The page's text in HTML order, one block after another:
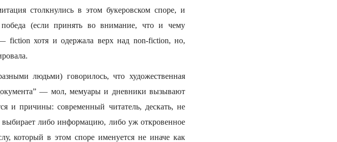
столкнулись в этом букеровском споре, и
(если принять во внимание, что и чему
fiction хотя и одержала верх над non-fiction, но,
людьми) говорилось, что художественная
— мол, мемуары и дневники вызывают
и причины: современный читатель, дескать, не
либо информацию, либо уж откровенное
который в этом споре именуется не иначе как